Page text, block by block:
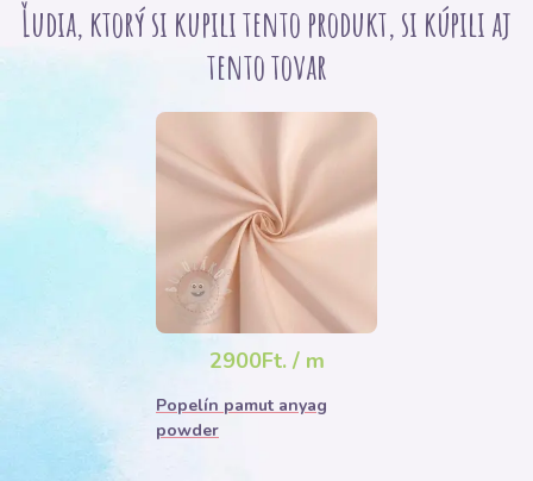
Ľudia, ktorý si kupili tento produkt, si kúpili aj
tento tovar
2900Ft. / m
Popelín pamut anyag
powder